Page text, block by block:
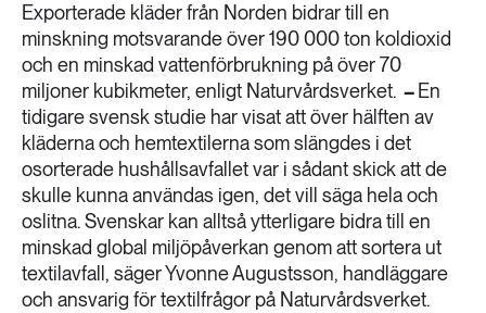
Exporterade kläder från Norden bidrar till en
minskning motsvarande över 190 000 ton koldioxid
och en minskad vattenförbrukning på över 70
miljoner kubikmeter, enligt Naturvårdsverket. – En
tidigare svensk studie har visat att över hälften av
kläderna och hemtextilerna som slängdes i det
osorterade hushållsavfallet var i sådant skick att de
skulle kunna användas igen, det vill säga hela och
oslitna. Svenskar kan alltså ytterligare bidra till en
minskad global miljöpåverkan genom att sortera ut
textilavfall, säger Yvonne Augustsson, handläggare
och ansvarig för textilfrågor på Naturvårdsverket.